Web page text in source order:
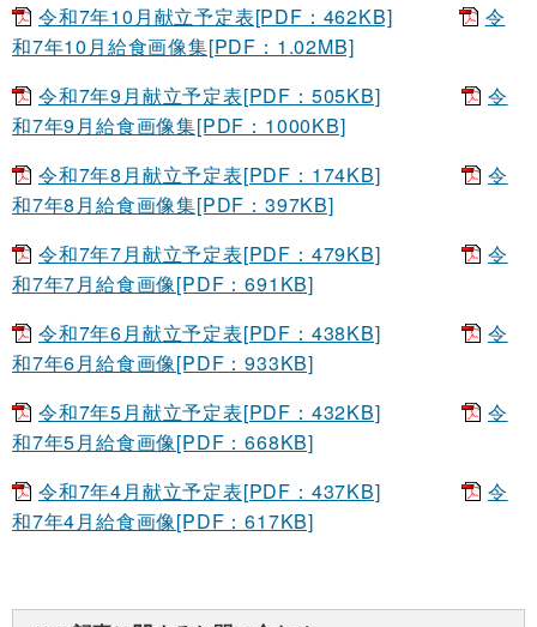
令和7年10月献立予定表[PDF：462KB]
令
和7年10月給食画像集[PDF：1.02MB]
令和7年9月献立予定表[PDF：505KB]
令
和7年9月給食画像集[PDF：1000KB]
令和7年8月献立予定表[PDF：174KB]
令
和7年8月給食画像集[PDF：397KB]
令和7年7月献立予定表[PDF：479KB]
令
和7年7月給食画像[PDF：691KB]
令和7年6月献立予定表[PDF：438KB]
令
和7年6月給食画像[PDF：933KB]
令和7年5月献立予定表[PDF：432KB]
令
和7年5月給食画像[PDF：668KB]
令和7年4月献立予定表[PDF：437KB]
令
和7年4月給食画像[PDF：617KB]